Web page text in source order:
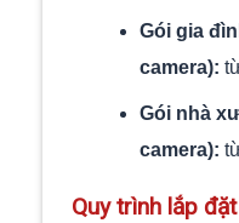
Gói gia
camera):
Gói nhà
camera):
Quy trình lắp